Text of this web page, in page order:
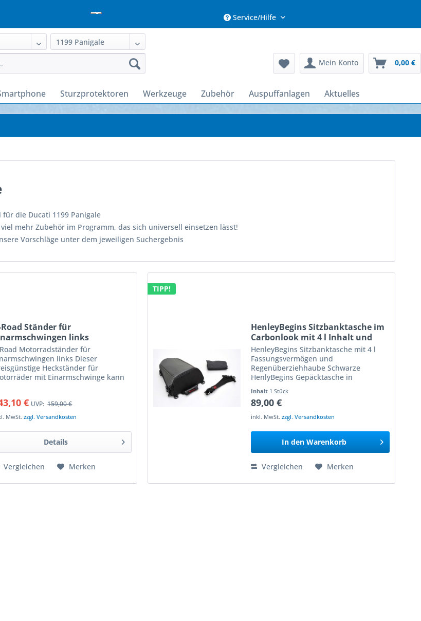
Service/Hilfe
Mein Konto 0,00 €
Sturzprotektoren Werkzeuge Zubehör Auspuffanlagen Aktuelles
die Ducati 1199 Panigale
mehr Zubehör im Programm, das sich universell einsetzen lässt!
Vorschläge unter dem jeweiligen Suchergebnis
Road Ständer für
links
Motorradständer für
links Dieser
Heckständer für
mit Einarmschwinge kann
Durchmesser und passt damit für
meisten...
€ UVP: 159,00 €
MwSt.zzgl. Versandkosten
Details
Vergleichen Merken
TIPP!
HenleyBegins Sitzbanktasche im
Carbonlook mit 4 l Inhalt und
Regenüberziehhaube
HenleyBegins Sitzbanktasche mit 4 l
Fassungsvermögen und
Regenüberziehhaube Schwarze
HenlyBegins Gepäcktasche in
farblich überall und beeindruckt durch
die hochwertige Optik! Der praktische
Allrounder der...
Inhalt 1 Stück
89,00 €
inkl. MwSt.zzgl. Versandkosten
In den Warenkorb
Vergleichen Merken